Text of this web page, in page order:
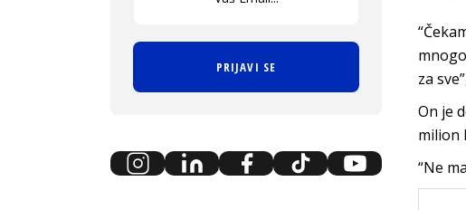
za
On je
milion
“Ne
PRIJAVI SE